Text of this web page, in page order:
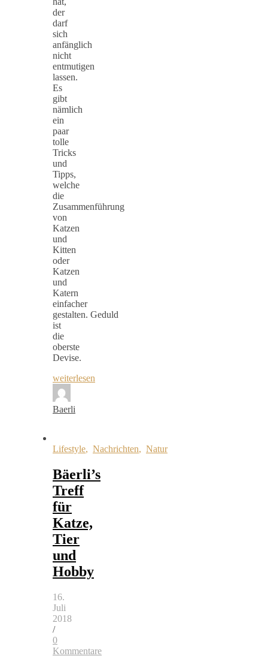
der
darf
sich
anfänglich
nicht
entmutigen
lassen.
Es
gibt
nämlich
ein
paar
tolle
Tricks
und
Tipps,
welche
die
Zusammenführung
von
Katzen
und
Kitten
oder
Katzen
und
Katern
einfacher
gestalten. Geduld
ist
die
oberste
Devise.
weiterlesen
Baerli
Lifestyle, Nachrichten, Natur
Bäerli’s
Treff
für
Katze,
Tier
und
Hobby
16.
Juli
2018
/
0
Kommentare